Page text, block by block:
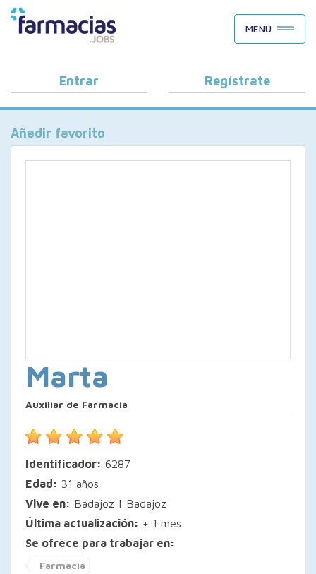
BUSCAR CANDIDATOS
OFERTAS DE EMPLEO
COMO FUNCIONA
PORQUÉ FARMACIAS.JOBS
BLOG
MENÚ
Entrar Regístrate
Añadir favorito
Marta
Auxiliar de Farmacia
Identificador: 6287
Edad: 31 años
Vive en: Badajoz | Badajoz
Última actualización: + 1 mes
Se ofrece para trabajar en:
Farmacia